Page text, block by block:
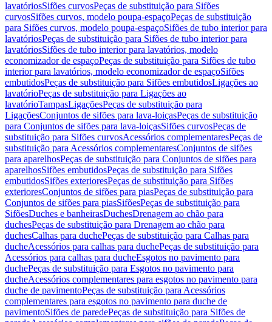
lavatóriosSifões curvosPeças de substituição para Sifões
curvosSifões curvos, modelo poupa-espaçoPeças de substituição
para Sifões curvos, modelo poupa-espaçoSifões de tubo interior para
lavatóriosPeças de substituição para Sifões de tubo interior para
lavatóriosSifões de tubo interior para lavatórios, modelo
economizador de espaçoPeças de substituição para Sifões de tubo
interior para lavatórios, modelo economizador de espaçoSifões
embutidosPeças de substituição para Sifões embutidosLigações ao
lavatórioPeças de substituição para Ligações ao
lavatórioTampasLigaçõesPeças de substituição para
LigaçõesConjuntos de sifões para lava-loiçasPeças de substituição
para Conjuntos de sifões para lava-loiçasSifões curvosPeças de
substituição para Sifões curvosAcessórios complementaresPeças de
substituição para Acessórios complementaresConjuntos de sifões
para aparelhosPeças de substituição para Conjuntos de sifões para
aparelhosSifões embutidosPeças de substituição para Sifões
embutidosSifões exterioresPeças de substituição para Sifões
exterioresConjuntos de sifões para piasPeças de substituição para
Conjuntos de sifões para piasSifõesPeças de substituição para
SifõesDuches e banheirasDuchesDrenagem ao chão para
duchesPeças de substituição para Drenagem ao chão para
duchesCalhas para duchePeças de substituição para Calhas para
ducheAcessórios para calhas para duchePeças de substituição para
Acessórios para calhas para ducheEsgotos no pavimento para
duchePeças de substituição para Esgotos no pavimento para
ducheAcessórios complementares para esgotos no pavimento para
duche de pavimentoPeças de substituição para Acessórios
complementares para esgotos no pavimento para duche de
pavimentoSifões de paredePeças de substituição para Sifões de